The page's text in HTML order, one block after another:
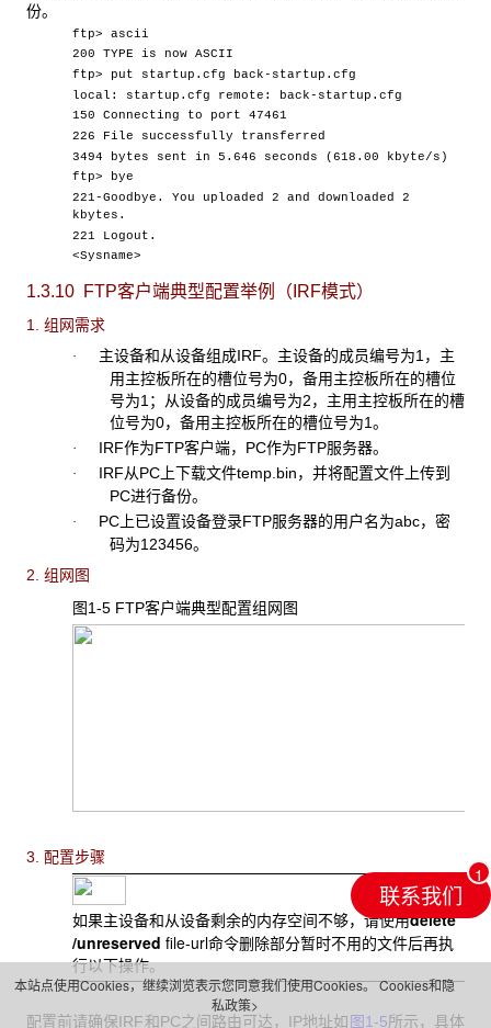
份。
ftp> ascii
200 TYPE is now ASCII
ftp> put startup.cfg back-startup.cfg
local: startup.cfg remote: back-startup.cfg
150 Connecting to port 47461
226 File successfully transferred
3494 bytes sent in 5.646 seconds (618.00 kbyte/s)
ftp> bye
221-Goodbye. You uploaded 2 and downloaded 2
kbytes.
221 Logout.
<Sysname>
1.3.10 FTP客户端典型配置举例（IRF模式）
1. 组网需求
· 主设备和从设备组成IRF。主设备的成员编号为1，主
用主控板所在的槽位号为0，备用主控板所在的槽位
号为1；从设备的成员编号为2，主用主控板所在的槽
位号为0，备用主控板所在的槽位号为1。
· IRF作为FTP客户端，PC作为FTP服务器。
· IRF从PC上下载文件temp.bin，并将配置文件上传到
PC进行备份。
· PC上已设置设备登录FTP服务器的用户名为abc，密
码为123456。
2. 组网图
图1-5 FTP客户端典型配置组网图
3. 配置步骤
如果主设备和从设备剩余的内存空间不够，请使用delete
/unreserved file-url命令删除部分暂时不用的文件后再执
行以下操作。
配置前请确保IRF和PC之间路由可达，IP地址如图1-5所示，具体
联系我们
本站点使用Cookies，继续浏览表示您同意我们使用Cookies。Cookies和隐
私政策>